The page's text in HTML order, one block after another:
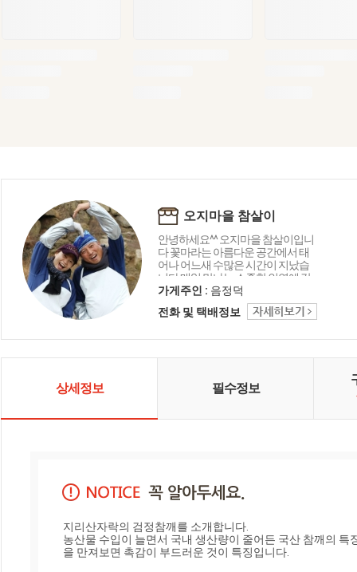
오지마을 참살이
안녕하세요^^ 오지마을 참살이입니
다 꽃마라는 아름다운 공간에서 태
어나 어느새 수많은 시간이 지났습
니다 매일 만나는 소중한 인연에 감
사드리며 오늘도 좋은 상품 감사의
마음을 담아 행복 미소로 전해드립
니다 함께해 주셔서 고맙습니다 ^_^
가게주인 : 음정덕
전화 및 택배정보
상세정보 필수정보
지리산자락의 검정참깨를 소개합니다.
농산물 수입이 늘면서 국내 생산량이 줄어든 국산 참깨의
을 만져보면 촉감이 부드러운 것이 특징입니다.